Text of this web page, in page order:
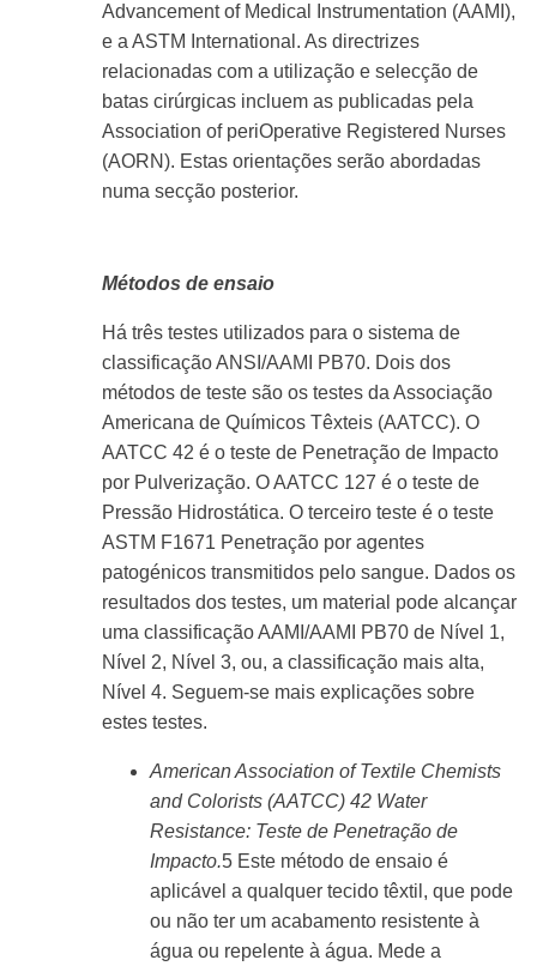
Advancement of Medical Instrumentation (AAMI),
e a ASTM International. As directrizes
relacionadas com a utilização e selecção de
batas cirúrgicas incluem as publicadas pela
Association of periOperative Registered Nurses
(AORN). Estas orientações serão abordadas
numa secção posterior.
Métodos de ensaio
Há três testes utilizados para o sistema de
classificação ANSI/AAMI PB70. Dois dos
métodos de teste são os testes da Associação
Americana de Químicos Têxteis (AATCC). O
AATCC 42 é o teste de Penetração de Impacto
por Pulverização. O AATCC 127 é o teste de
Pressão Hidrostática. O terceiro teste é o teste
ASTM F1671 Penetração por agentes
patogénicos transmitidos pelo sangue. Dados os
resultados dos testes, um material pode alcançar
uma classificação AAMI/AAMI PB70 de Nível 1,
Nível 2, Nível 3, ou, a classificação mais alta,
Nível 4. Seguem-se mais explicações sobre
estes testes.
American Association of Textile Chemists
and Colorists (AATCC) 42 Water
Resistance: Teste de Penetração de
Impacto.5 Este método de ensaio é
aplicável a qualquer tecido têxtil, que pode
ou não ter um acabamento resistente à
água ou repelente à água. Mede a